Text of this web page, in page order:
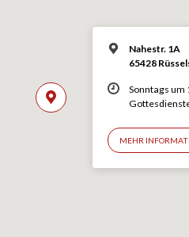
Nahestr. 1A
65428
Sonntags um
MEHR